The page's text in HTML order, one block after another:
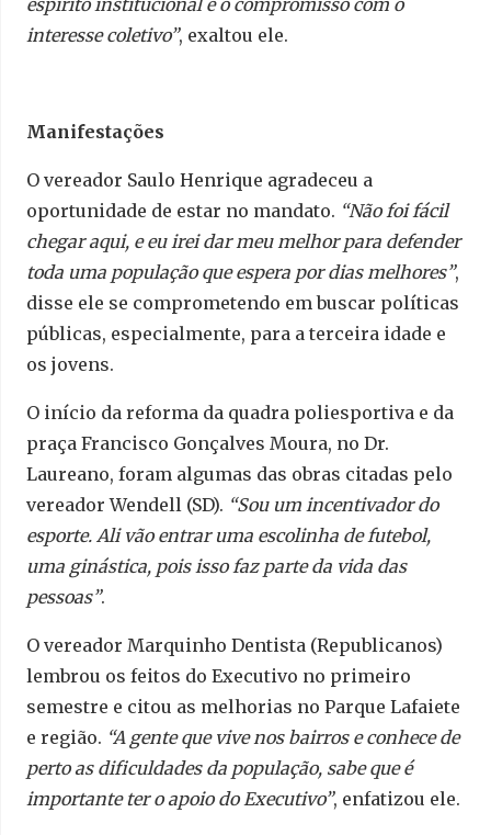
espírito institucional e o compromisso com o
interesse coletivo”, exaltou ele.
Manifestações
O vereador Saulo Henrique agradeceu a
oportunidade de estar no mandato. “Não foi fácil
chegar aqui, e eu irei dar meu melhor para defender
toda uma população que espera por dias melhores”,
disse ele se comprometendo em buscar políticas
públicas, especialmente, para a terceira idade e
os jovens.
O início da reforma da quadra poliesportiva e da
praça Francisco Gonçalves Moura, no Dr.
Laureano, foram algumas das obras citadas pelo
vereador Wendell (SD). “Sou um incentivador do
esporte. Ali vão entrar uma escolinha de futebol,
uma ginástica, pois isso faz parte da vida das
pessoas”.
O vereador Marquinho Dentista (Republicanos)
lembrou os feitos do Executivo no primeiro
semestre e citou as melhorias no Parque Lafaiete
e região. “A gente que vive nos bairros e conhece de
perto as dificuldades da população, sabe que é
importante ter o apoio do Executivo”, enfatizou ele.